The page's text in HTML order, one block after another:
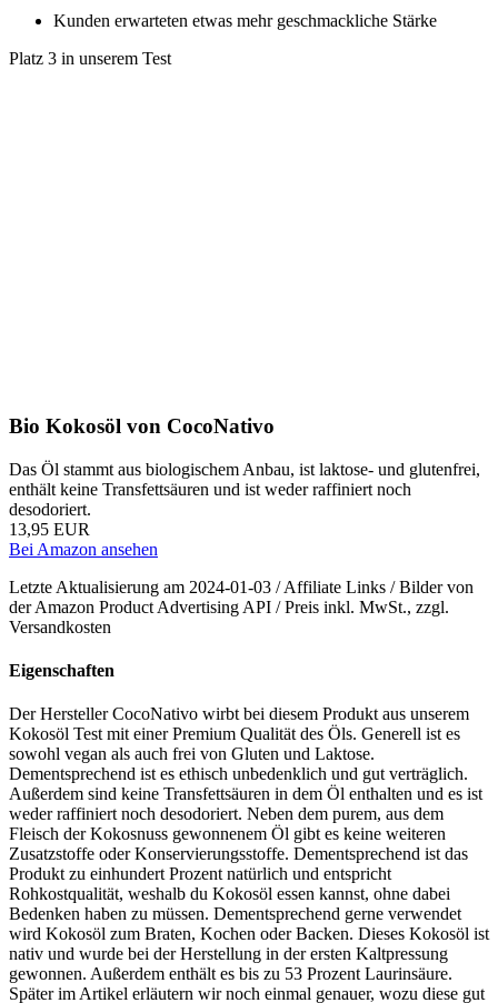
Kunden erwarteten etwas mehr geschmackliche Stärke
Platz 3 in unserem Test
Bio Kokosöl von CocoNativo
Das Öl stammt aus biologischem Anbau, ist laktose- und glutenfrei,
enthält keine Transfettsäuren und ist weder raffiniert noch
desodoriert.
13,95 EUR
Bei Amazon ansehen
Letzte Aktualisierung am 2024-01-03 / Affiliate Links / Bilder von
der Amazon Product Advertising API / Preis inkl. MwSt., zzgl.
Versandkosten
Eigenschaften
Der Hersteller CocoNativo wirbt bei diesem Produkt aus unserem
Kokosöl Test mit einer Premium Qualität des Öls. Generell ist es
sowohl vegan als auch frei von Gluten und Laktose.
Dementsprechend ist es ethisch unbedenklich und gut verträglich.
Außerdem sind keine Transfettsäuren in dem Öl enthalten und es ist
weder raffiniert noch desodoriert. Neben dem purem, aus dem
Fleisch der Kokosnuss gewonnenem Öl gibt es keine weiteren
Zusatzstoffe oder Konservierungsstoffe. Dementsprechend ist das
Produkt zu einhundert Prozent natürlich und entspricht
Rohkostqualität, weshalb du Kokosöl essen kannst, ohne dabei
Bedenken haben zu müssen. Dementsprechend gerne verwendet
wird Kokosöl zum Braten, Kochen oder Backen. Dieses Kokosöl ist
nativ und wurde bei der Herstellung in der ersten Kaltpressung
gewonnen. Außerdem enthält es bis zu 53 Prozent Laurinsäure.
Später im Artikel erläutern wir noch einmal genauer, wozu diese gut